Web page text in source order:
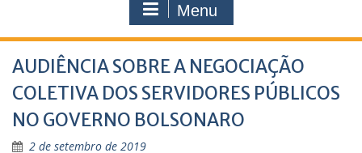
Menu
AUDIÊNCIA SOBRE A NEGOCIAÇÃO
COLETIVA DOS SERVIDORES PÚBLICOS
NO GOVERNO BOLSONARO
2 de setembro de 2019